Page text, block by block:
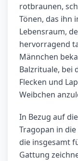
rotbraunen,
Tönen, das ihn
Lebensraum,
hervorragend
Männchen
Balzrituale, bei
Flecken und
Weibchen
In Bezug auf
Tragopan in
die insgesamt
Gattung